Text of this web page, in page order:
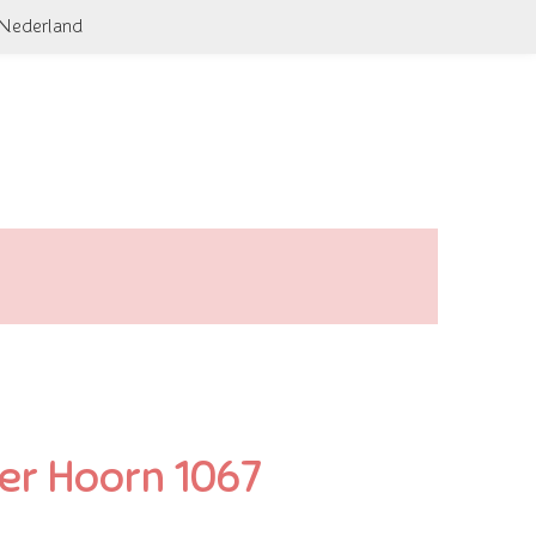
Hoorn 1067